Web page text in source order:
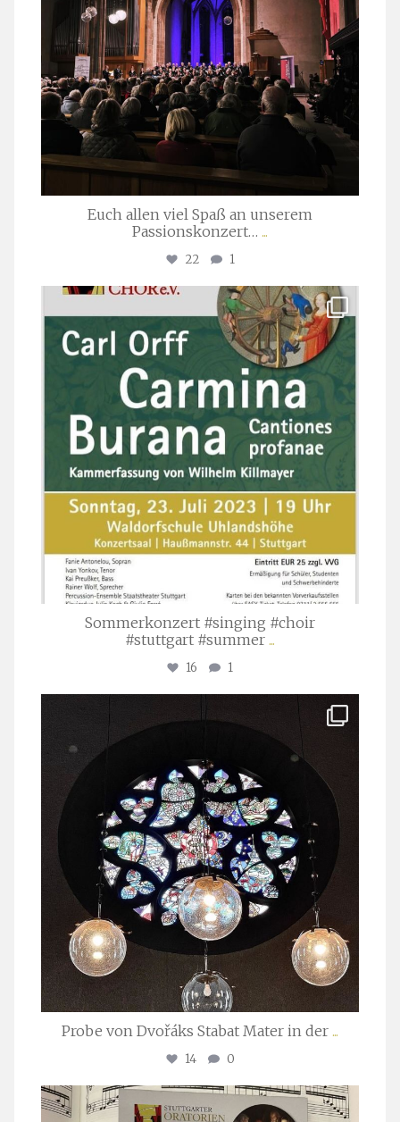
Euch allen viel Spaß an unserem
Passionskonzert… ...
22 1
stuttgarter_oratorienchor
Juli 22
Sommerkonzert #singing #choir
#stuttgart #summer ...
16 1
Apr. 1
Probe von Dvořáks Stabat Mater in der ...
14 0
stuttgarter_oratorienchor
Nov. 29